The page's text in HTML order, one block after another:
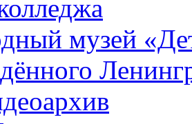
музей